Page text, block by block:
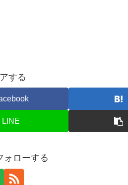
する
LINE
ォローする